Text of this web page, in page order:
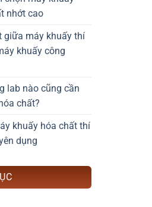
nhớt cao
giữa máy khuấy thí
khuấy công
lab nào cũng cần
chất?
khuấy hóa chất thí
dụng